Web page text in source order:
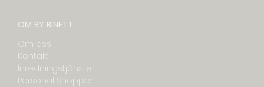
OM BY BINETT
Om oss
Kontakt
Inredningstjänster
Personal Shopper